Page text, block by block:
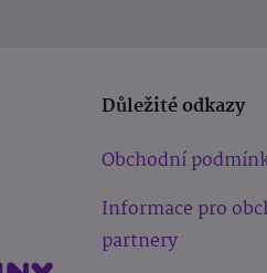
Důležité odkazy
Obchodní
Informace pro
partnery